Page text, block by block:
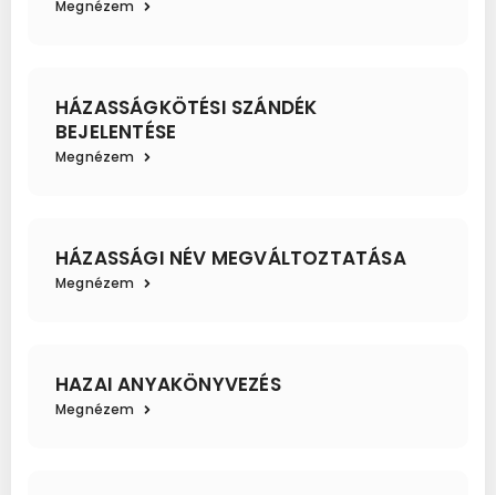
Megnézem
HÁZASSÁGKÖTÉSI SZÁNDÉK
BEJELENTÉSE
Megnézem
HÁZASSÁGI NÉV MEGVÁLTOZTATÁSA
Megnézem
HAZAI ANYAKÖNYVEZÉS
Megnézem